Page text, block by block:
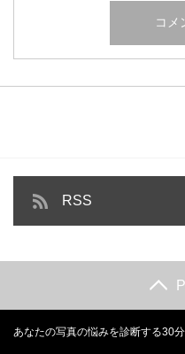
RSS
あなたの写真の悩みを診断する30